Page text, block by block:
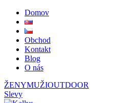
Domov
Obchod
Kontakt
Blog
O nás
ŽENYMUŽIOUTDOOR
Slevy